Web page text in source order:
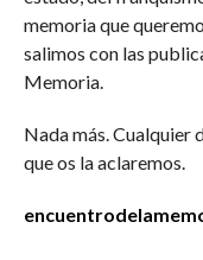
memoria que
salimos con las
Memoria.
Nada más. Cualquier
que os la aclaremos.